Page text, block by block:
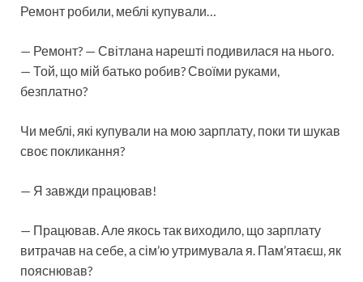
Ремонт робили, меблі купували…
— Ремонт? — Світлана нарешті подивилася на нього.
— Той, що мій батько робив? Своїми руками,
безплатно?
Чи меблі, які купували на мою зарплату, поки ти шукав
своє покликання?
— Я завжди працював!
— Працював. Але якось так виходило, що зарплату
витрачав на себе, а сім’ю утримувала я. Пам’ятаєш, як
пояснював?